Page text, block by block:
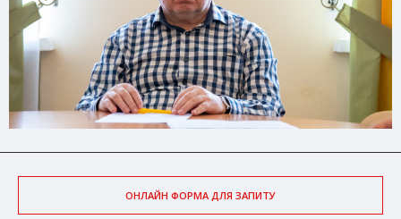
ОНЛАЙН ФОРМА ДЛЯ ЗАПИТУ